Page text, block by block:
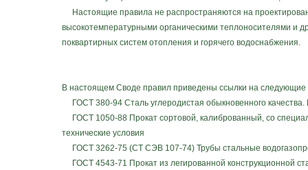
Настоящие правила не распространяются на
высокотемпературными органическими теплоносителями и
поквартирных систем отопления и горячего водоснабжения.
В настоящем Своде правил приведены ссылки на
ГОСТ 380-94 Сталь углеродистая обыкновенного качества.
ГОСТ 1050-88 Прокат сортовой, калиброванный, со
технические условия
ГОСТ 3262-75 (СТ СЭВ 107-74) Трубы стальные
ГОСТ 4543-71 Прокат из легированной конструкционной